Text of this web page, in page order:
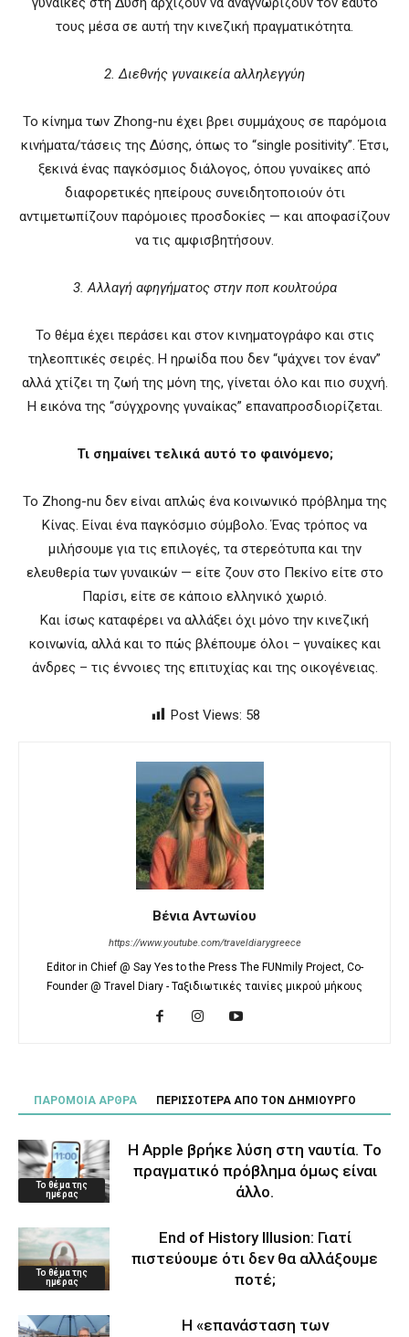
τους μέσα σε αυτή την κινεζική πραγματικότητα.
2. Διεθνής γυναικεία αλληλεγγύη
Το κίνημα των Zhong-nu έχει βρει συμμάχους σε παρόμοια
κινήματα/τάσεις της Δύσης, όπως το “single positivity”. Έτσι,
ξεκινά ένας παγκόσμιος διάλογος, όπου γυναίκες από
διαφορετικές ηπείρους συνειδητοποιούν ότι
αντιμετωπίζουν παρόμοιες προσδοκίες — και αποφασίζουν
να τις αμφισβητήσουν.
3. Αλλαγή αφηγήματος στην ποπ κουλτούρα
Το θέμα έχει περάσει και στον κινηματογράφο και στις
τηλεοπτικές σειρές. Η ηρωίδα που δεν “ψάχνει τον έναν”
αλλά χτίζει τη ζωή της μόνη της, γίνεται όλο και πιο συχνή.
Η εικόνα της “σύγχρονης γυναίκας” επαναπροσδιορίζεται.
Τι σημαίνει τελικά αυτό το φαινόμενο;
Το Zhong-nu δεν είναι απλώς ένα κοινωνικό πρόβλημα της
Κίνας. Είναι ένα παγκόσμιο σύμβολο. Ένας τρόπος να
μιλήσουμε για τις επιλογές, τα στερεότυπα και την
ελευθερία των γυναικών — είτε ζουν στο Πεκίνο είτε στο
Παρίσι, είτε σε κάποιο ελληνικό χωριό.
Και ίσως καταφέρει να αλλάξει όχι μόνο την κινεζική
κοινωνία, αλλά και το πώς βλέπουμε όλοι – γυναίκες και
άνδρες – τις έννοιες της επιτυχίας και της οικογένειας.
Post Views: 58
Βένια Αντωνίου
https://www.youtube.com/traveldiarygreece
Editor in Chief @ Say Yes to the Press The FUNmily Project, Co-
Founder @ Travel Diary - Ταξιδιωτικές ταινίες μικρού μήκους
ΠΑΡΟΜΟΙΑ ΑΡΘΡΑ ΠΕΡΙΣΣΟΤΕΡΑ ΑΠΟ ΤΟΝ ΔΗΜΙΟΥΡΓΟ
Το θέμα της
ημέρας
Η Apple βρήκε λύση στη ναυτία. Το
πραγματικό πρόβλημα όμως είναι
άλλο.
Το θέμα της
ημέρας
End of History Illusion: Γιατί
πιστεύουμε ότι δεν θα αλλάξουμε
ποτέ;
Η «επανάσταση των